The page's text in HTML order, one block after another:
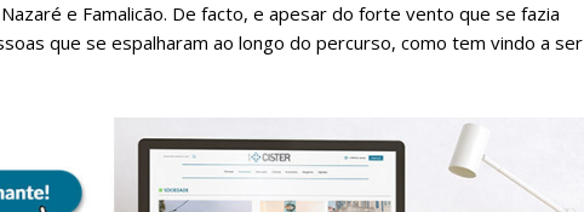
e Famalicão. De facto, e apesar do forte vento que se fazia
que se espalharam ao longo do percurso, como tem vindo a ser